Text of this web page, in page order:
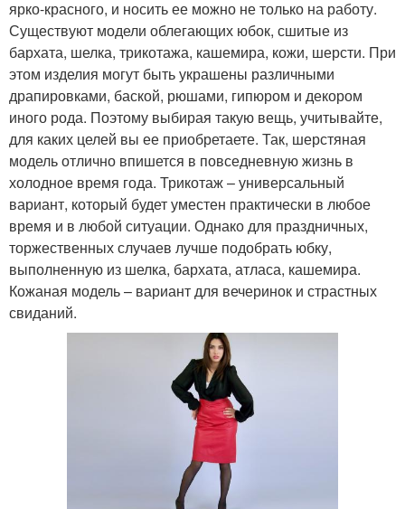
ярко-красного, и носить ее можно не только на работу.
Существуют модели облегающих юбок, сшитые из
бархата, шелка, трикотажа, кашемира, кожи, шерсти. При
этом изделия могут быть украшены различными
драпировками, баской, рюшами, гипюром и декором
иного рода. Поэтому выбирая такую вещь, учитывайте,
для каких целей вы ее приобретаете. Так, шерстяная
модель отлично впишется в повседневную жизнь в
холодное время года. Трикотаж – универсальный
вариант, который будет уместен практически в любое
время и в любой ситуации. Однако для праздничных,
торжественных случаев лучше подобрать юбку,
выполненную из шелка, бархата, атласа, кашемира.
Кожаная модель – вариант для вечеринок и страстных
свиданий.